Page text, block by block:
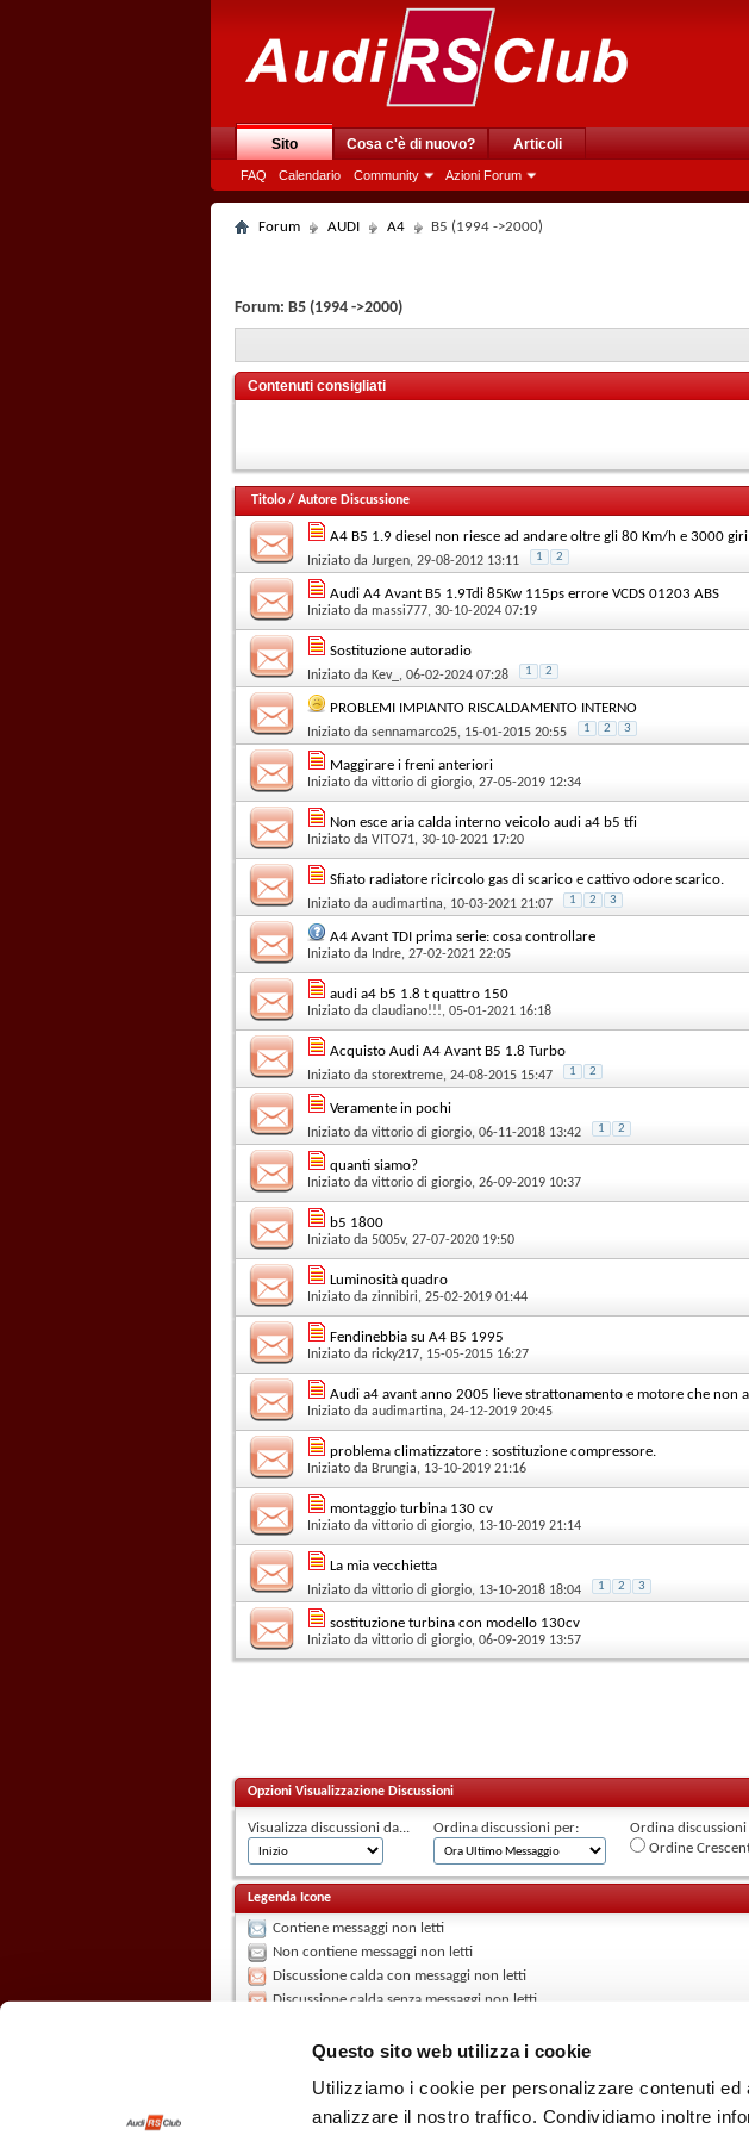
Questo sito web utilizza i cookie
Utilizziamo i cookie per personalizzare contenuti
analizzare il nostro traffico. Condividiamo inoltre
Sito
FAQ Calendario Community Azioni Forum
Cosa c'è di nuovo? Articoli
Forum AUDI A4 B5 (1994 ->2000)
Forum: B5 (1994 ->2000)
Contenuti consigliati
Titolo / Autore Discussione
A4 B5 1.9 diesel non riesce ad andare oltre gli 80 Km/h e 3000
Iniziato da Jurgen, 29-08-2012 13:11 1 2
Audi A4 Avant B5 1.9Tdi 85Kw 115ps errore VCDS 01203 ABS
Iniziato da massi777, 30-10-2024 07:19
Sostituzione autoradio
Iniziato da Kev_ , 06-02-2024 07:28 1 2
PROBLEMI IMPIANTO RISCALDAMENTO INTERNO
Iniziato da sennamarco25, 15-01-2015 20:55 1 2 3
Maggirare i freni anteriori
Iniziato da vittorio di giorgio, 27-05-2019 12:34
Non esce aria calda interno veicolo audi a4 b5 tfi
Iniziato da VITO71, 30-10-2021 17:20
Sfiato radiatore ricircolo gas di scarico e cattivo odore scarico.
Iniziato da audimartina, 10-03-2021 21:07 1 2 3
A4 Avant TDI prima serie: cosa controllare
Iniziato da Indre, 27-02-2021 22:05
audi a4 b5 1.8 t quattro 150
Iniziato da claudiano!!!, 05-01-2021 16:18
Acquisto Audi A4 Avant B5 1.8 Turbo
Iniziato da storextreme, 24-08-2015 15:47 1 2
Veramente in pochi
Iniziato da vittorio di giorgio, 06-11-2018 13:42 1 2
quanti siamo?
Iniziato da vittorio di giorgio, 26-09-2019 10:37
b5 1800
Iniziato da 5005v, 27-07-2020 19:50
Luminosità quadro
Iniziato da zinnibiri, 25-02-2019 01:44
Fendinebbia su A4 B5 1995
Iniziato da ricky217, 15-05-2015 16:27
Audi a4 avant anno 2005 lieve strattonamento e motore che non
Iniziato da audimartina, 24-12-2019 20:45
problema climatizzatore : sostituzione compressore.
Iniziato da Brungia, 13-10-2019 21:16
montaggio turbina 130 cv
Iniziato da vittorio di giorgio, 13-10-2019 21:14
La mia vecchietta
Iniziato da vittorio di giorgio, 13-10-2018 18:04 1 2 3
sostituzione turbina con modello 130cv
Iniziato da vittorio di giorgio, 06-09-2019 13:57
Opzioni Visualizzazione Discussioni
Visualizza discussioni da... Ordina discussioni per:
Ordina discussioni
Ordine
Legenda Icone
Contiene messaggi non letti
Non contiene messaggi non letti
Discussione calda con messaggi non letti
Discussione calda senza messaggi non letti
Hai scritto in questa discussione